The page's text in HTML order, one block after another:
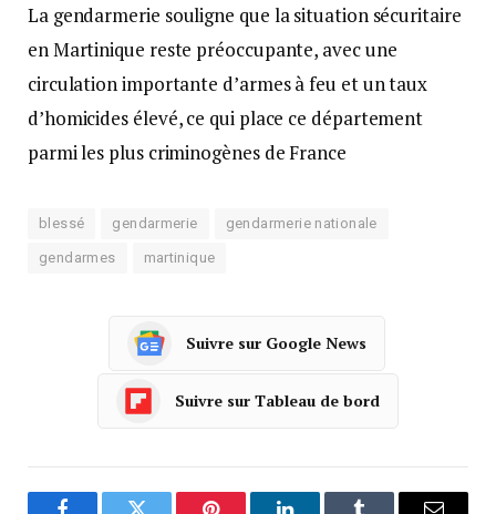
La gendarmerie souligne que la situation sécuritaire
en Martinique reste préoccupante, avec une
circulation importante d’armes à feu et un taux
d’homicides élevé, ce qui place ce département
parmi les plus criminogènes de France
blessé gendarmerie gendarmerie nationale
gendarmes martinique
Suivre sur Google News
Suivre sur Tableau de bord